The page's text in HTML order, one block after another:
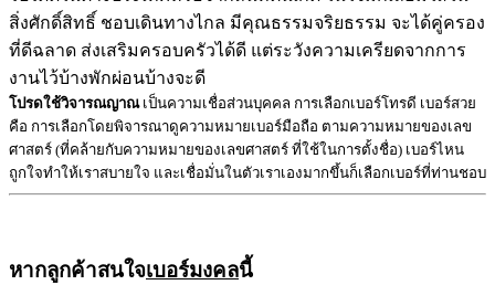
สิ่งศักดิ์สิทธิ์ ชอบเดินทางไกล มีคุณธรรมจริยธรรม จะได้คู่ครอง
ที่ดีฉลาด ส่งเสริมครอบครัวได้ดี แต่ระวังความเครียดจากการ
งานไว้บ้างพักผ่อนบ้างจะดี
โปรดใช้วิจารณญาณเป็นความเชื่อส่วนบุคคล การเลือกเบอร์โทรดี เบอร์สวย
คือ การเลือกโดยพิจารณาดูความหมายเบอร์มือถือ ตามความหมายของเลข
ศาสตร์ (ที่คล้ายกับความหมายของเลขศาสตร์ ที่ใช้ในการตั้งชื่อ) เบอร์ไหน
ถูกใจทำให้เราสบายใจ และเชื่อมั่นในตัวเราเองมากขึ้นก็เลือกเบอร์ที่ท่านชอบ
หากลูกค้าสนใจเบอร์มงคลนี้